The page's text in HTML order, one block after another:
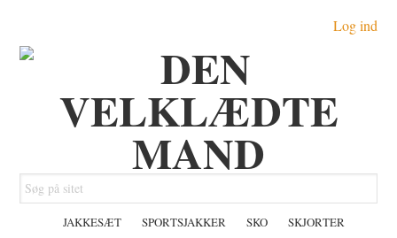
indhold
Log ind
Søg
på
JAKKESÆT SPORTSJAKKER SKO SKJORTER